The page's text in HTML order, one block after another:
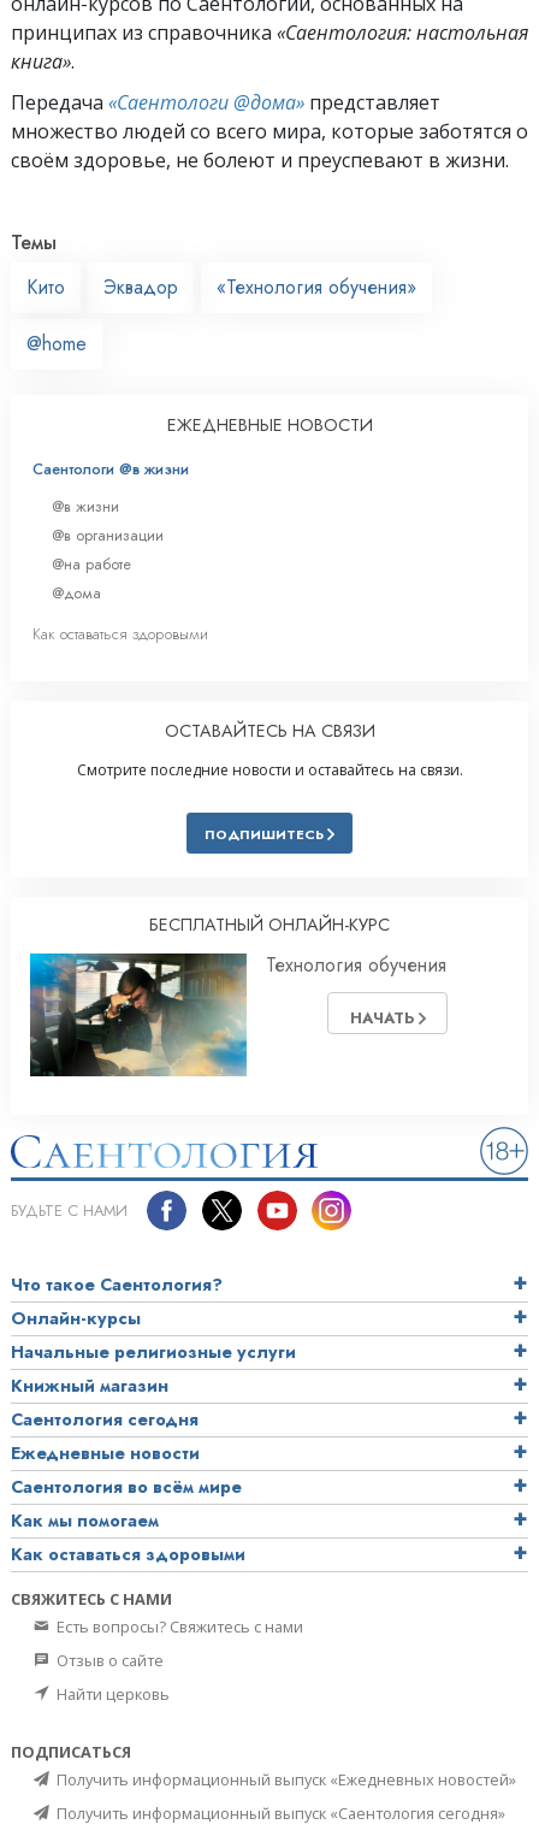
принципах из справочника «Саентология: настольная
книга».
Передача «Саентологи @дома» представляет
множество людей со всего мира, которые заботятся о
своём здоровье, не болеют и преуспевают в жизни.
Темы
Кито
Эквадор «Технология обучения»
@home
ЕЖЕДНЕВНЫЕ НОВОСТИ
Саентологи @в жизни
@в жизни
@в организации
@на работе
@дома
Как оставаться здоровыми
ОСТАВАЙТЕСЬ НА СВЯЗИ
Смотрите последние новости и оставайтесь на связи.
ПОДПИШИТЕСЬ
БЕСПЛАТНЫЙ ОНЛАЙН-КУРС
Технология обучения
НАЧАТЬ
БУДЬТЕ С НАМИ
Что такое Саентология?
Онлайн-курсы
Начальные религиозные услуги
Книжный магазин
Саентология сегодня
Ежедневные новости
Саентология во всём мире
Как мы помогаем
Как оставаться здоровыми
СВЯЖИТЕСЬ С НАМИ
Есть вопросы? Свяжитесь с нами
Отзыв о сайте
Найти церковь
ПОДПИСАТЬСЯ
Получить информационный выпуск «Ежедневных новостей»
Получить информационный выпуск «Саентология сегодня»